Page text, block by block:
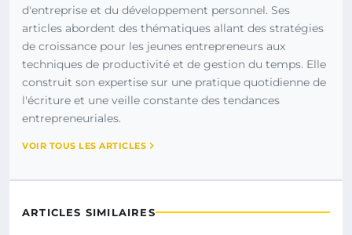
d'entreprise et du développement personnel. Ses
articles abordent des thématiques allant des stratégies
de croissance pour les jeunes entrepreneurs aux
techniques de productivité et de gestion du temps. Elle
construit son expertise sur une pratique quotidienne de
l'écriture et une veille constante des tendances
entrepreneuriales.
VOIR TOUS LES ARTICLES
ARTICLES SIMILAIRES